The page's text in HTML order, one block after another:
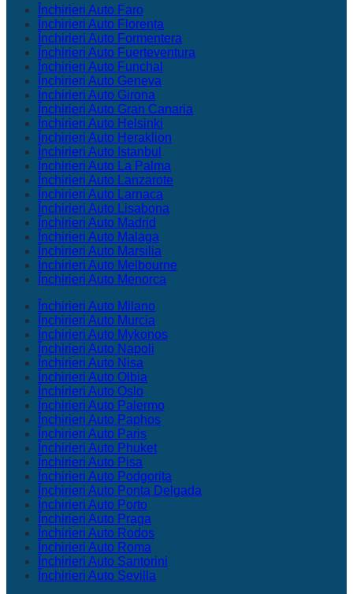
Închirieri Auto Faro
Închirieri Auto Florența
Închirieri Auto Formentera
Închirieri Auto Fuerteventura
Închirieri Auto Funchal
Închirieri Auto Geneva
Închirieri Auto Girona
Închirieri Auto Gran Canaria
Închirieri Auto Helsinki
Închirieri Auto Heraklion
Închirieri Auto Istanbul
Închirieri Auto La Palma
Închirieri Auto Lanzarote
Închirieri Auto Larnaca
Închirieri Auto Lisabona
Închirieri Auto Madrid
Închirieri Auto Malaga
Închirieri Auto Marsilia
Închirieri Auto Melbourne
Închirieri Auto Menorca
Închirieri Auto Milano
Închirieri Auto Murcia
Închirieri Auto Mykonos
Închirieri Auto Napoli
Închirieri Auto Nisa
Închirieri Auto Olbia
Închirieri Auto Oslo
Închirieri Auto Palermo
Închirieri Auto Paphos
Închirieri Auto Paris
Închirieri Auto Phuket
Închirieri Auto Pisa
Închirieri Auto Podgorița
Închirieri Auto Ponta Delgada
Închirieri Auto Porto
Închirieri Auto Praga
Închirieri Auto Rodos
Închirieri Auto Roma
Închirieri Auto Santorini
Închirieri Auto Sevilla